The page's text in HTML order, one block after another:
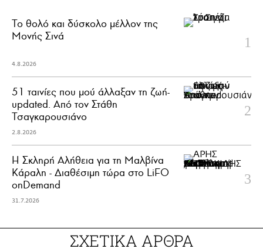
Το θολό και δύσκολο μέλλον της
Μονής Σινά
4.8.2026
51 ταινίες που μού άλλαξαν τη ζωή-
updated. Aπό τον Στάθη
Τσαγκαρουσιάνο
2.8.2026
Η Σκληρή Αλήθεια για τη Μαλβίνα
Κάραλη - Διαθέσιμη τώρα στo LiFO
onDemand
31.7.2026
ΣΧΕΤΙΚΑ ΑΡΘΡΑ